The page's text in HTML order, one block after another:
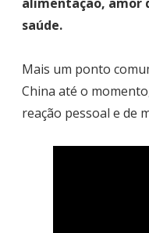
saúde.
Mais um ponto
China até o
reação pessoal e de